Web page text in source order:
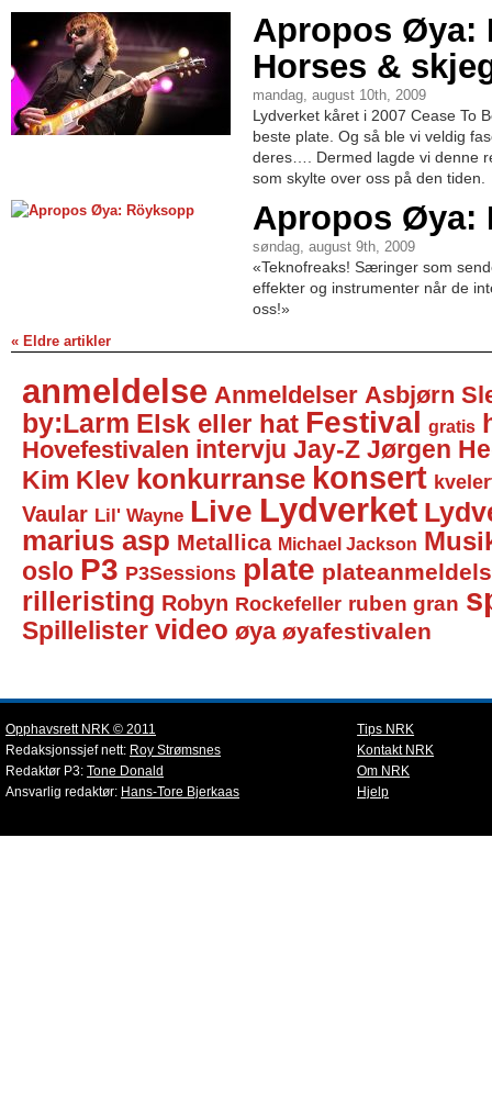
Apropos Øya:
Horses &
mandag, august 10th, 2009
Lydverket kåret i 2007 Cease To
beste plate. Og så ble vi veldig
deres…. Dermed lagde vi denne
som skylte over oss på den tiden.
Apropos Øya:
søndag, august 9th, 2009
«Teknofreaks! Særinger som
effekter og instrumenter når de
oss!»
« Eldre artikler
anmeldelse Anmeldelser Asbjørn
by:Larm Elsk eller hat Festival gratis
Hovefestivalen intervju Jay-Z Jørgen
Kim Klev konkurranse konsert
Vaular Lil' Wayne Live Lydverket
marius asp Metallica Michael Jackson
oslo P3 P3Sessions plate
rilleristing Robyn Rockefeller ruben gran
Spillelister video øya øyafestivalen
Opphavsrett NRK © 2011
Redaksjonssjef nett: Roy Strømsnes
Redaktør P3: Tone Donald
Ansvarlig redaktør: Hans-Tore Bjerkaas
Tips NRK
Kontakt NRK
Om NRK
Hjelp